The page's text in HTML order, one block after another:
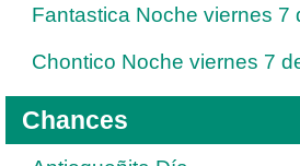
Fantastica Noche viernes 7
Chontico Noche viernes 7
Chances